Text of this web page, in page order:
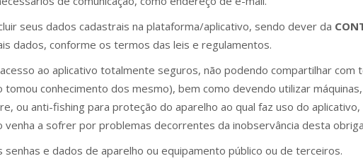
seus dados cadastrais na plataforma/aplicativo, sendo dever da
dados, conforme os termos das leis e regulamentos.
ao aplicativo totalmente seguros, não podendo compartilhar
conhecimento dos mesmo), bem como devendo utilizar
ou anti-fishing para proteção do aparelho ao qual faz uso do
a sofrer por problemas decorrentes da inobservância desta
e dados de aparelho ou equipamento público ou de terceiros.